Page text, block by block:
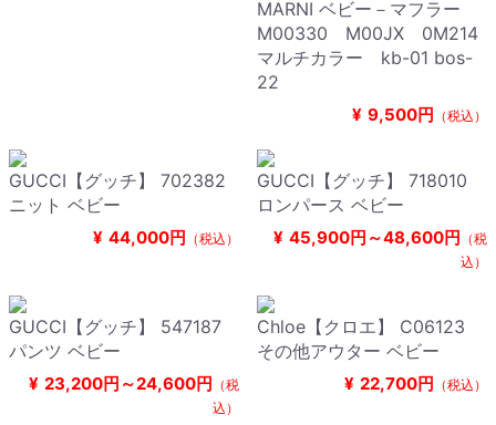
MARNI ベビー－マフラー
M00330 M00JX 0M214
マルチカラー kb-01 bos-
22
¥ 9,500円 （税込）
GUCCI【グッチ】 702382
ニット ベビー
¥ 44,000円 （税込）
GUCCI【グッチ】 718010
ロンパース ベビー
¥ 45,900円～48,600円 （税
込）
GUCCI【グッチ】 547187
パンツ ベビー
¥ 23,200円～24,600円 （税
込）
Chloe【クロエ】 C06123
その他アウター ベビー
¥ 22,700円 （税込）